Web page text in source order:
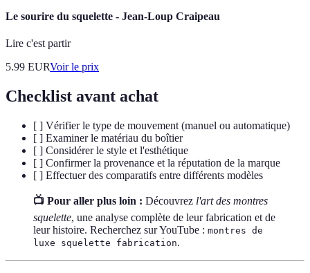
Le sourire du squelette - Jean-Loup Craipeau
Lire c'est partir
5.99 EURVoir le prix
Checklist avant achat
[ ] Vérifier le type de mouvement (manuel ou automatique)
[ ] Examiner le matériau du boîtier
[ ] Considérer le style et l'esthétique
[ ] Confirmer la provenance et la réputation de la marque
[ ] Effectuer des comparatifs entre différents modèles
📺 Pour aller plus loin : Découvrez l'art des montres
squelette, une analyse complète de leur fabrication et de
leur histoire. Recherchez sur YouTube : montres de
luxe squelette fabrication.